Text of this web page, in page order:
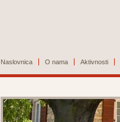
Naslovnica O nama Aktivnosti